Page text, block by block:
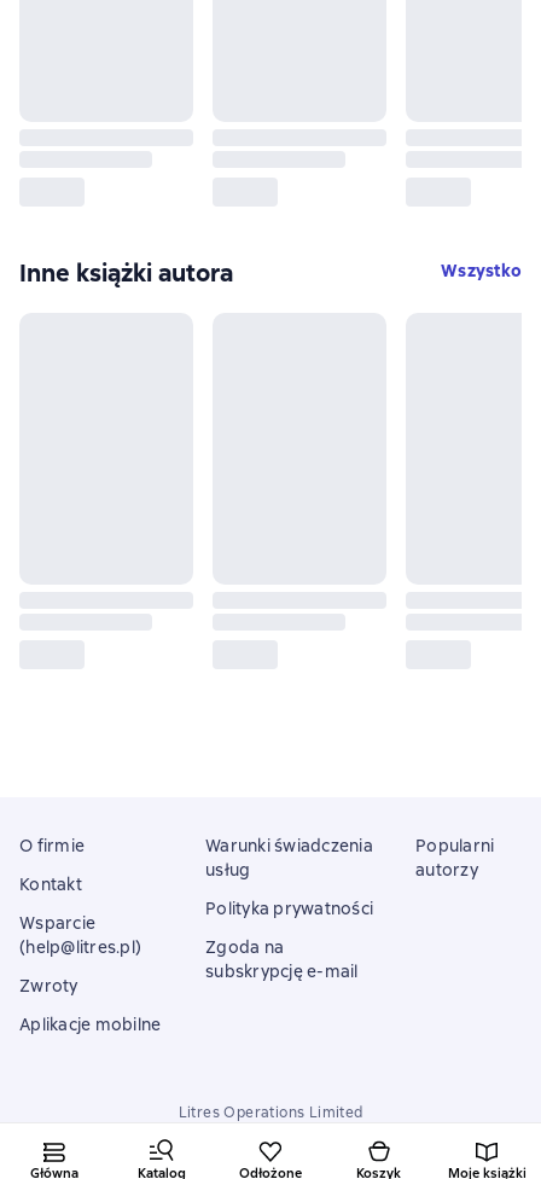
Główna Katalog Odłożone Koszyk Moje książki
Inne książki autora Wszystko
O firmie
Kontakt
Wsparcie
(help@litres.pl)
Zwroty
Aplikacje mobilne
Warunki świadczenia
usług
Polityka prywatności
Zgoda na
subskrypcję e-mail
Popularni
autorzy
Litres Operations Limited